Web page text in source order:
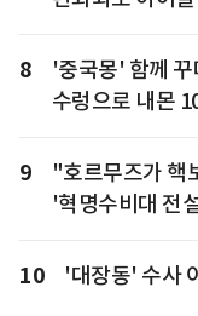
8
'중국몽' 함께
수렁으로 내몬
9
"호르무즈가 핵
'혁명수비대 전
10 '대장동' 수사